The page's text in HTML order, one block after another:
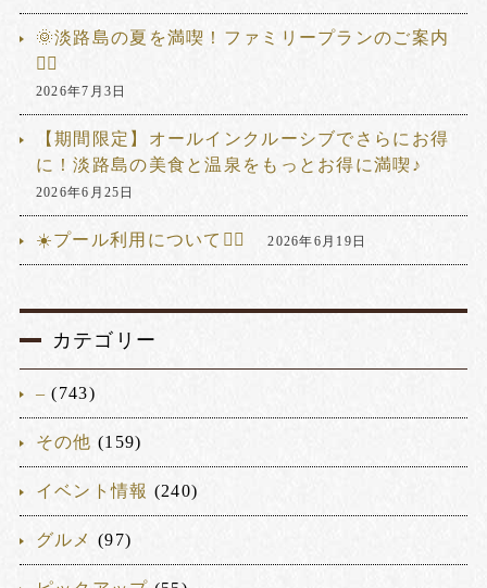
🌞淡路島の夏を満喫！ファミリープランのご案内
🏊‍♂️
2026年7月3日
【期間限定】オールインクルーシブでさらにお得
に！淡路島の美食と温泉をもっとお得に満喫♪
2026年6月25日
☀️プール利用について🏊‍♂️ 2026年6月19日
カテゴリー
– (743)
その他 (159)
イベント情報 (240)
グルメ (97)